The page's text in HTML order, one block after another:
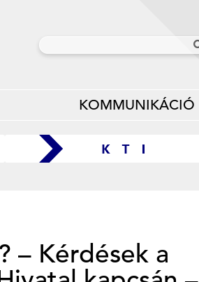
KOMMUNIKÁCIÓ
– Kérdések a